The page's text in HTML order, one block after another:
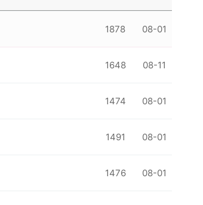
1878 08-01
1648 08-11
1474 08-01
1491 08-01
1476 08-01